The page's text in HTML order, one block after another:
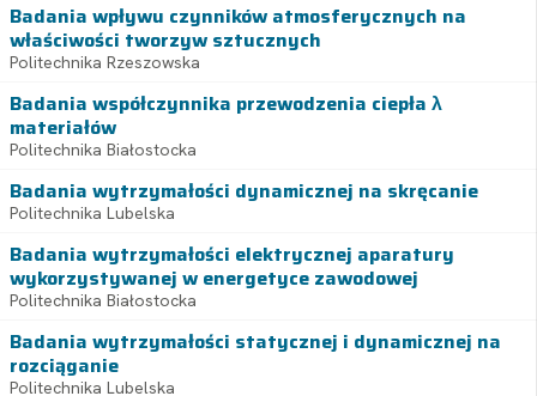
Badania wpływu czynników atmosferycznych na
właściwości tworzyw sztucznych
Politechnika Rzeszowska
Badania współczynnika przewodzenia ciepła λ
materiałów
Politechnika Białostocka
Badania wytrzymałości dynamicznej na skręcanie
Politechnika Lubelska
Badania wytrzymałości elektrycznej aparatury
wykorzystywanej w energetyce zawodowej
Politechnika Białostocka
Badania wytrzymałości statycznej i dynamicznej na
rozciąganie
Politechnika Lubelska